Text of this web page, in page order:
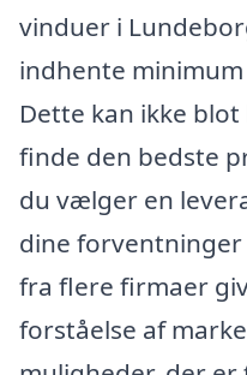
vinduer i
indhente
Dette kan ikke
finde den bedste
du vælger en
dine
fra flere firmaer
forståelse af